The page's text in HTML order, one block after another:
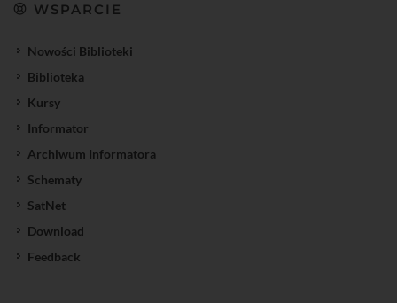
WSPARCIE
Nowości Biblioteki
Biblioteka
Kursy
Informator
Archiwum Informatora
Schematy
SatNet
Download
Feedback